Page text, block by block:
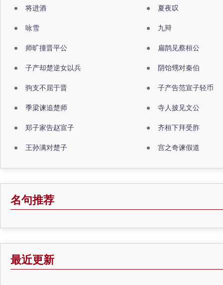
将进酒 夏夜叹
咏雪 九辩
师旷撞晋平公 扁鹊见蔡桓公
子产却楚逆女以兵 阴饴甥对秦伯
驹支不屈于晋 子产告范宣子轻币
季梁谏追楚师 寺人披见文公
郑子家告赵宣子 齐桓下拜受胙
王孙满对楚子 宫之奇谏假道
名句推荐
最近更新